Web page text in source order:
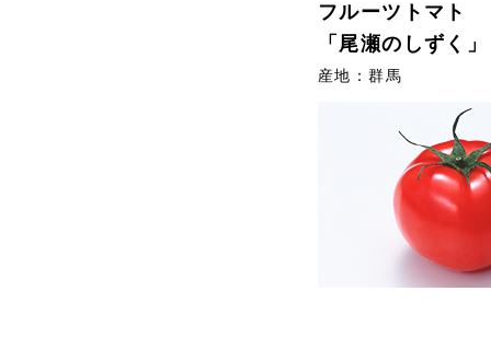
フルーツトマト
「尾瀬のしずく」
産地：群馬